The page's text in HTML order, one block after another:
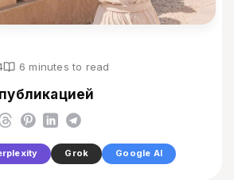
6 minutes to read
Grok Google AI